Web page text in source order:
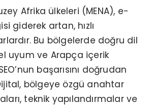
Afrika ülkeleri (MENA), e-
giderek artan, hızlı
Bu bölgelerde doğru dil
uyum ve Arapça içerik
başarısını doğrudan
bölgeye özgü anahtar
teknik yapılandırmalar ve